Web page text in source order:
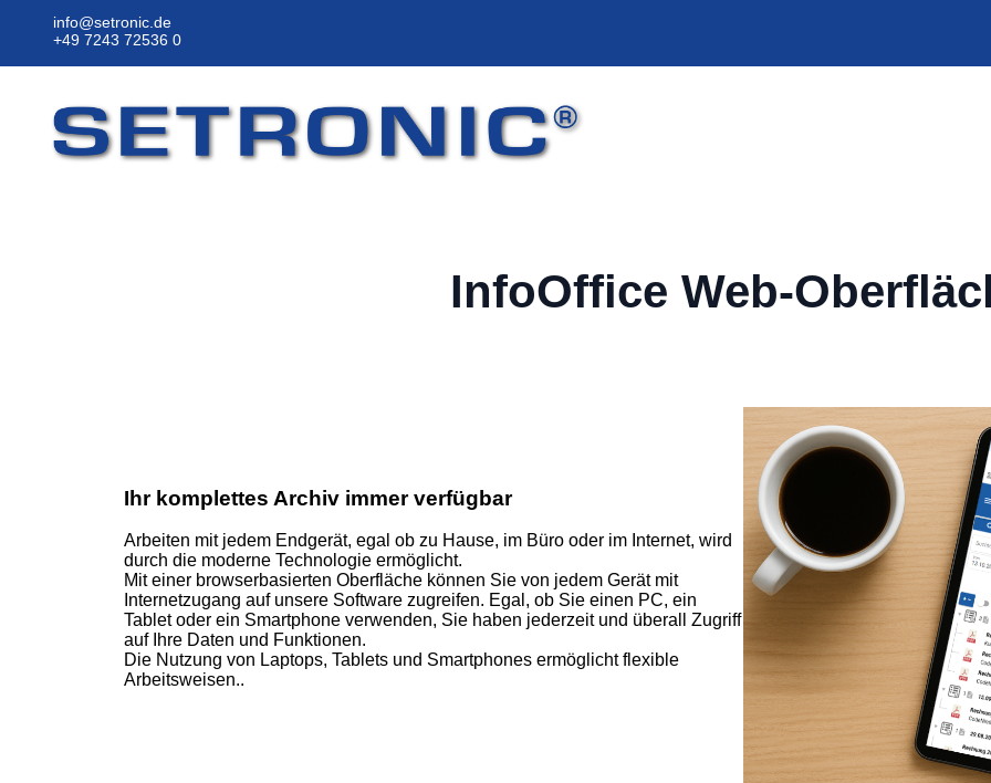
info@setronic.de
+49 7243 72536 0
InfoOffice Web-
Ihr komplettes Archiv immer verfügbar
Arbeiten mit jedem Endgerät, egal ob zu Hause, im Büro oder im Internet, wird
durch die moderne Technologie ermöglicht.
Mit einer browserbasierten Oberfläche können Sie von jedem Gerät mit
Internetzugang auf unsere Software zugreifen. Egal, ob Sie einen PC, ein
Tablet oder ein Smartphone verwenden, Sie haben jederzeit und überall Zugriff
auf Ihre Daten und Funktionen.
Die Nutzung von Laptops, Tablets und Smartphones ermöglicht flexible
Arbeitsweisen..